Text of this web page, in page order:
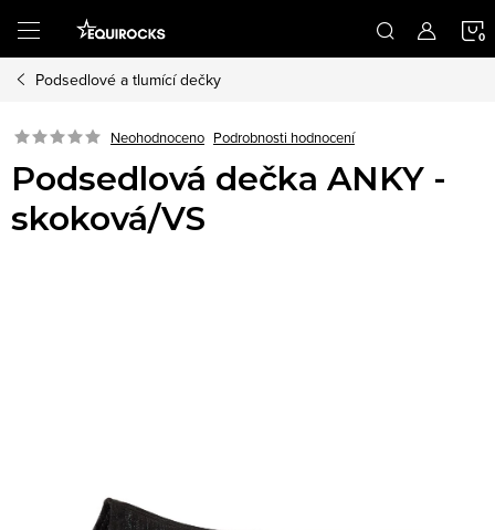
obsah
Podsedlové a tlumící dečky
Neohodnoceno Podrobnosti hodnocení
Podsedlová dečka ANKY -
skoková/VS